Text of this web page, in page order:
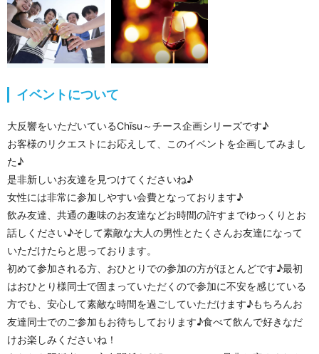
イベントについて
大反響をいただいているChīsu～チース企画シリーズです♪
お客様のリクエストにお応えして、このイベントを企画してみまし
た♪
是非新しいお友達を見つけてくださいね♪
女性には非常に参加しやすい会費となっております♪
飲み友達、共通の趣味のお友達などお時間の許すまでゆっくりとお
話しください♪そして素敵な大人の男性とたくさんお友達になって
いただけたらと思っております。
初めて参加される方、おひとりでの参加の方がほとんどです♪最初
はおひとり様同士で固まっていただくので参加に不安を感じている
方でも、安心して素敵な時間を過ごしていただけます♪もちろんお
友達同士でのご参加もお待ちしております♪食べて飲んで好きなだ
けお楽しみくださいね！